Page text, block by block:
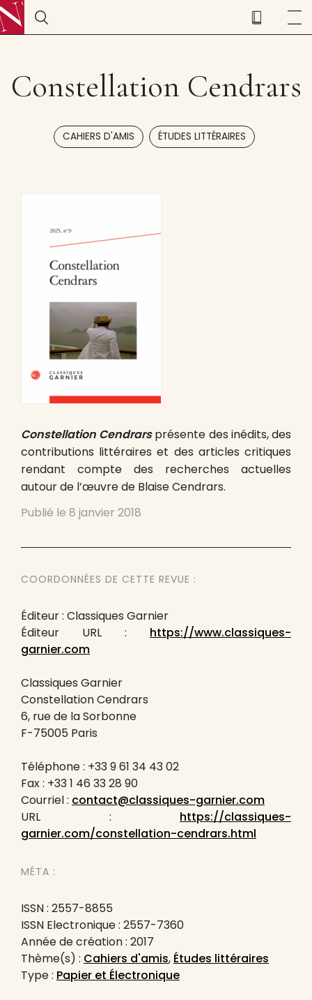
Constellation Cendrars
CAHIERS D'AMIS ÉTUDES LITTÉRAIRES
Constellation Cendrarsprésente des inédits, des
contributions littéraires et des articles critiques
rendant compte des recherches actuelles
autour de l’œuvre de Blaise Cendrars.
Publié le 8 janvier 2018
COORDONNÉES DE CETTE REVUE :
Éditeur : Classiques Garnier
Éditeur URL : https://www.classiques-
garnier.com
Classiques Garnier
Constellation Cendrars
6, rue de la Sorbonne
F-75005 Paris
Téléphone : +33 9 61 34 43 02
Fax : +33 1 46 33 28 90
Courriel : contact@classiques-garnier.com
URL : https://classiques-
garnier.com/constellation-cendrars.html
MÉTA :
ISSN : 2557-8855
ISSN Electronique : 2557-7360
Année de création : 2017
Thème(s) : Cahiers d'amis, Études littéraires
Type : Papier et Électronique